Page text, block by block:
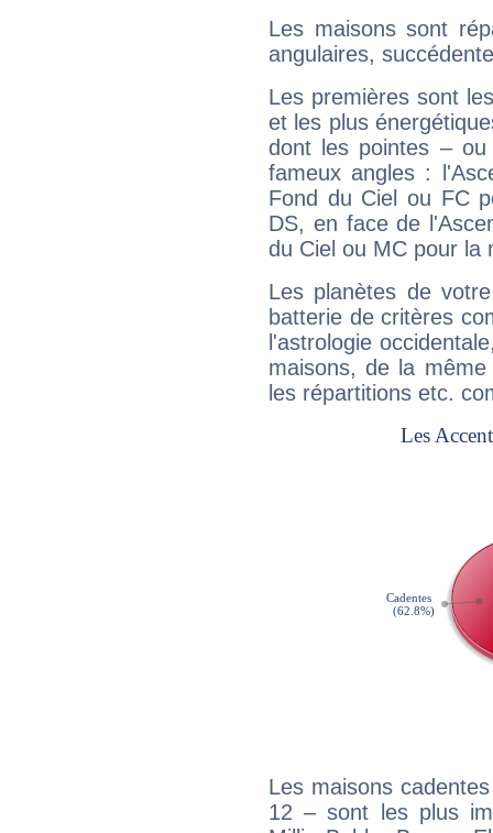
Les maisons sont
angulaires,
Les premières sont
et les plus
dont les pointes –
fameux angles :
Fond du Ciel ou FC
DS, en face de
du Ciel ou MC pour la
Les planètes de
batterie de critères
l'astrologie
maisons, de la
les répartitions etc.
Les maisons
12 – sont les plus